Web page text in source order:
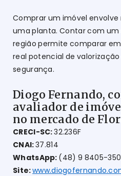
Comprar um imóvel envolve
uma planta. Contar com
região permite comparar
real potencial de
segurança.
Diogo Fernando,
avaliador de
no mercado de
CRECI-SC:32.236F
CNAI:37.814
WhatsApp: (48) 9 8405-
Site: